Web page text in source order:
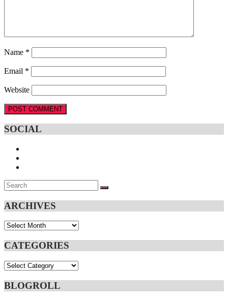
Name *
Email *
Website
SOCIAL
Search
for:
SEARCH
ARCHIVES
Archives
CATEGORIES
Categories
BLOGROLL